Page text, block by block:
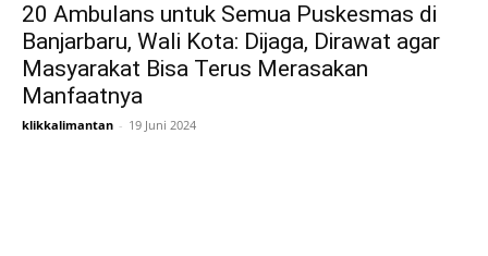
20 Ambulans untuk Semua Puskesmas di
Banjarbaru, Wali Kota: Dijaga, Dirawat agar
Masyarakat Bisa Terus Merasakan
Manfaatnya
klikkalimantan - 19 Juni 2024